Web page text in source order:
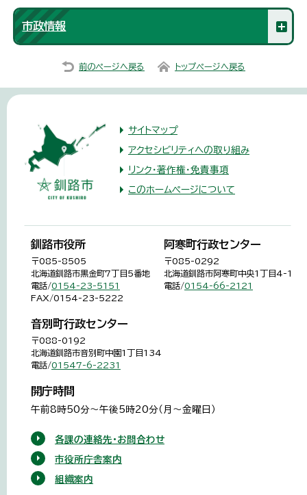
市政情報
前のページへ戻る トップページへ戻る
サイトマップ
アクセシビリティへの取り組み
リンク・著作権・免責事項
このホームページについて
釧路市役所
〒085-8505
北海道釧路市黒金町7丁目5番地
電話/0154-23-5151
FAX/0154-23-5222
阿寒町行政センター
〒085-0292
北海道釧路市阿寒町中央1丁目4-1
電話/0154-66-2121
音別町行政センター
〒088-0192
北海道釧路市音別町中園1丁目134
電話/01547-6-2231
開庁時間
午前8時50分～午後5時20分（月～金曜日）
各課の連絡先・お問合わせ
市役所庁舎案内
組織案内